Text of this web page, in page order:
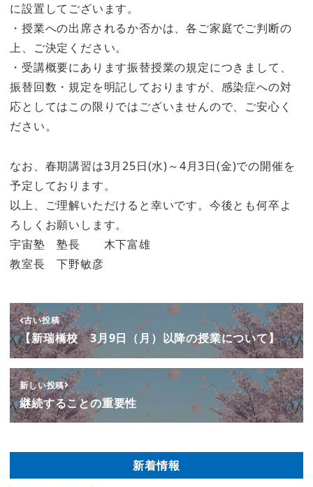
に設置してございます。
・授業への出席されるか否かは、各ご家庭でご判断の
上、ご決定ください。
・受講概要にあります振替授業の規定につきまして、
振替回数・規定を明記しておりますが、感染症への対
応としてはこの限りではございませんので、ご安心く
ださい。
なお、春期講習は3月25日(水)～4月3日(金)での開催を
予定しております。
以上、ご理解いただけると幸いです。今後とも何卒よ
ろしくお願いします。
宇宙塾 塾長 木下富雄
教室長 下野敏彦
古い投稿
【新瑞橋校 3月9日（月）以降の授業について】
新しい投稿
継続することの重要性
新着情報